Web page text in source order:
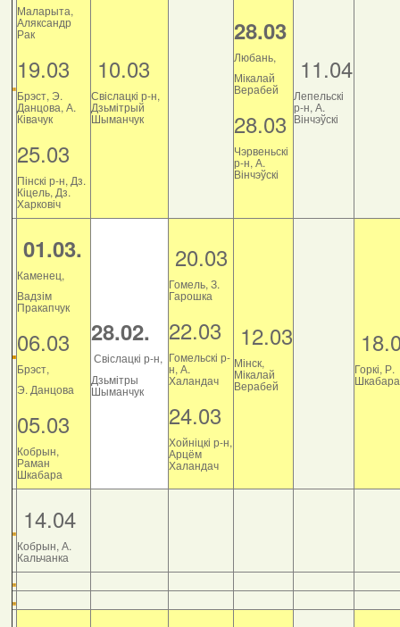
Маларыта,
Аляксандр
Рак
19.03
Брэст, Э.
Данцова, А.
Ківачук
25.03
Пінскі р-н, Дз.
Кіцель, Дз.
Харковіч
10.03
Свіслацкі р-н,
Дзьмітрый
Шыманчук
28.03
Любань,
Мікалай
Верабей
28.03
Чэрвеньскі
р-н, А.
Вінчэўскі
11.04
Лепельскі
р-н, А.
Вінчэўскі
01.03.
Каменец,
Вадзім
Пракапчук
06.03
Брэст,
Э. Данцова
05.03
Кобрын,
Раман
Шкабара
28.02.
Свіслацкі р-н,
Дзьмітры
Шыманчук
20.03
Гомель, З.
Гарошка
22.03
Гомельскі р-
н, А.
Халандач
24.03
Хойніцкі р-н,
Арцём
Халандач
12.03
Мінск,
Мікалай
Верабей
Горкі, Р.
Шкабара
14.04
Кобрын, А.
Кальчанка